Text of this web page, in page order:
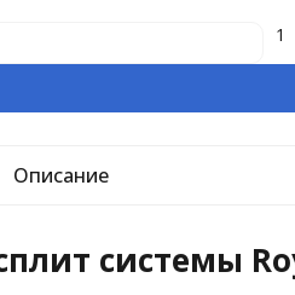
1
Описание
системы